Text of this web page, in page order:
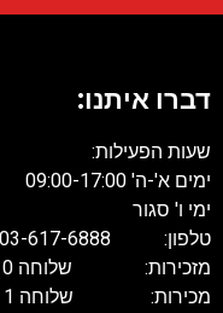
דברו איתנו:
שעות הפעילות:
ימים א'-ה' 09:00-17:00
ימי ו' סגור
טלפון: 03-617-6888
מזכירות: שלוחה 0
מכירות: שלוחה 1